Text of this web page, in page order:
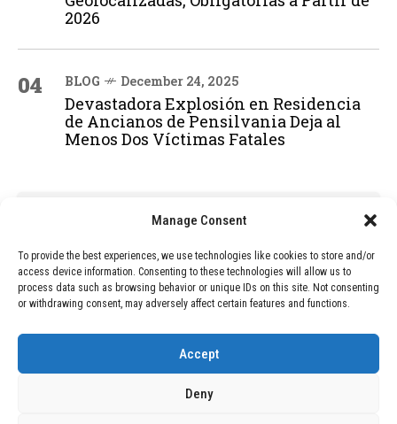
Manage Consent
To provide the best experiences, we use technologies like cookies to store and/or
access device information. Consenting to these technologies will allow us to
process data such as browsing behavior or unique IDs on this site. Not consenting
or withdrawing consent, may adversely affect certain features and functions.
Accept
Deny
2026
04 BLOG December 24, 2025
Devastadora Explosión en Residencia
de Ancianos de Pensilvania Deja al
Menos Dos Víctimas Fatales